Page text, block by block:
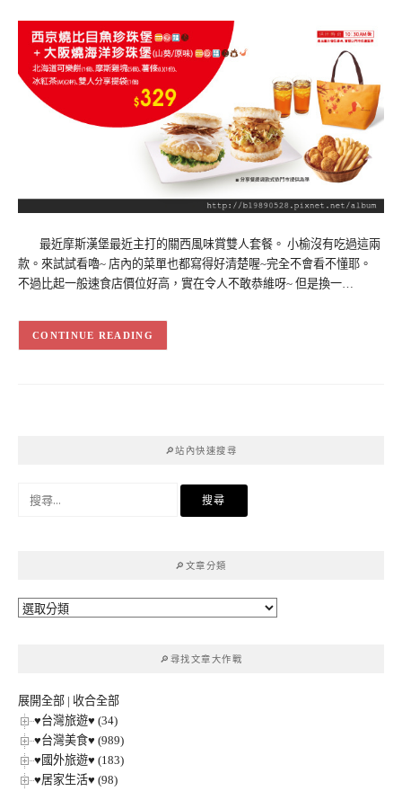
最近摩斯漢堡最近主打的關西風味賞雙人套餐。 小榆沒有吃過這兩
款。來試試看嚕~ 店內的菜單也都寫得好清楚喔~完全不會看不懂耶。
不過比起一般速食店價位好高，實在令人不敢恭維呀~ 但是換一…
CONTINUE READING
🔎站內快速搜尋
🔎文章分類
🔎
🔎尋找文章大作戰
展開全部 | 收合全部
♥台灣旅遊♥ (34)
♥台灣美食♥ (989)
♥國外旅遊♥ (183)
♥居家生活♥ (98)